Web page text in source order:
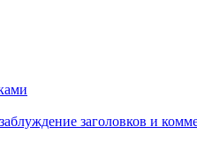
заголовков и